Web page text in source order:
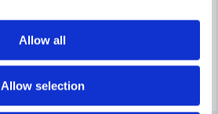
Allow all
Allow selection
7-10 arbetsdagar